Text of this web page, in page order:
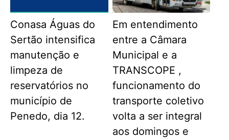
Conasa Águas do
Sertão intensifica
manutenção e
limpeza de
reservatórios no
município de
Penedo, dia 12.
Em entendimento
entre a Câmara
Municipal e a
TRANSCOPE ,
funcionamento do
transporte coletivo
volta a ser integral
aos domingos e